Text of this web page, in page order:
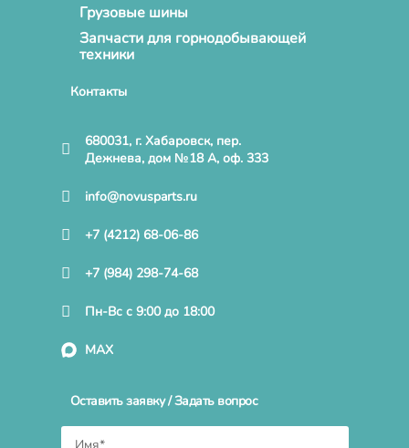
Грузовые шины
Запчасти для горнодобывающей
техники
Контакты
680031, г. Хабаровск, пер.
Дежнева, дом №18 А, оф. 333
info@novusparts.ru
+7 (4212) 68-06-86
+7 (984) 298-74-68
Пн-Вс с 9:00 до 18:00
MAX
Оставить заявку / Задать вопрос